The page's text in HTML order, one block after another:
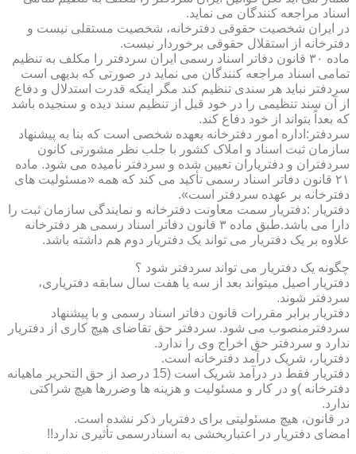
اسناد مراجعه کنندگان می نماید.
در ایران شخصیت حقوقی دفترخانه، شخصیت مستقلی نیست و
دفترخانه از استقلال حقوقی برخوردار نیست.
ماده ۳۰ قانون دفاتر اسناد رسمی ایران سردفتر را مکلف به تنظیم
تمامی اسناد مراجعه کنندگان می نماید در صورتی که بدیهی است
سردفتر نباید هر سندی تنظیم کند مگر اینکه قدرت استدلال و دفاع
از آن سند تنظیمی را در خود قبل از تنظیم سند دیده و سنجیده باشد
که بعداً بتواند از خود دفاع کند.
سردفتر:اداره امور دفترخانه بعهده شخصی است که بنا به پیشنهاد
سازمان ثبت اسناد و املاک کشور با جلب نظر مشورتی کانون
سردفتران و دفتریاران تعیین شده و سردفتر نامیده می شود. ماده
۲۱ قانون دفاتر اسناد رسمی تأکید می کند که همه «مسئولیت های
دفترخانه بر عهده سردفتر است».
دفتریار :دفتریار سمت معاونت دفترخانه و نمایندگی سازمان ثبت را
دارا می باشد.طبق ماده ۳ قانون دفاتر اسناد رسمی هر دفترخانه
علاوه بر یک دفتریار می تواند یک دفتریار دوم هم داشته باشد.
چگونه یک دفتریار می تواند سردفتر شود ؟
دفتریار اصیل میتواند بعد از سه یا هفت سال سابقه دفتریاری،
سردفتر شوند.
دفتریار برابر مقررات قانون دفاتر اسناد رسمی و با پیشنهاد
سردفترمنصوب می شود. سردفتر حق تقاضای هیچ کاری از دفتریار
ندارد و سردفتر حق اخراج وی را ندارد.
دفتریار، شریک درآمد دفترخانه است.
دفتریار فقط در درآمد شریک است (15 درصد از حق التحریر ماهیانه
دفترخانه )و در کار و مسئولیت و هزینه ها وضررها هیچ شراکتی
ندارد.
در قانون، هیچ مسئولیتی برای دفتریار ذکر نشده است.
امضای دفتریار در اعتباربخشی به اسنادرسمی تأثیری ندارد!!